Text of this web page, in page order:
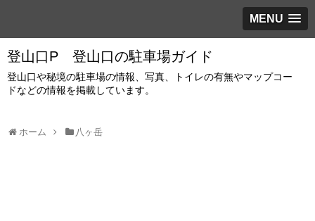
MENU
登山口P 登山口の駐車場ガイド
登山口や秘境の駐車場の情報、写真、トイレの有無やマップコー
ドなどの情報を掲載しています。
ホーム 八ヶ岳